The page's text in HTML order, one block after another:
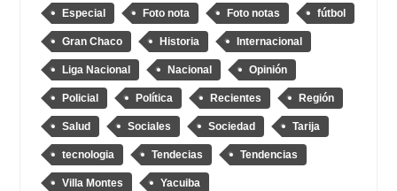
Especial Foto nota Foto notas fútbol
Gran Chaco Historia Internacional
Liga Nacional Nacional Opinión
Policial Política Recientes Región
Salud Sociales Sociedad Tarija
tecnologia Tendecias Tendencias
Villa Montes Yacuiba